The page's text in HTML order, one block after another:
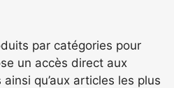
par catégories pour
un accès direct aux
qu’aux articles les plus